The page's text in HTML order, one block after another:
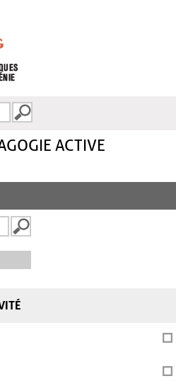
ACTIVE